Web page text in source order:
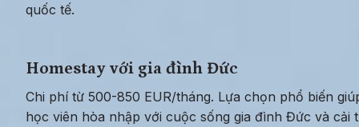
quốc tế.
Homestay với gia đình Đức
Chi phí từ 500-850 EUR/tháng. Lựa chọn phổ biến
học viên hòa nhập với cuộc sống gia đình Đức và cải